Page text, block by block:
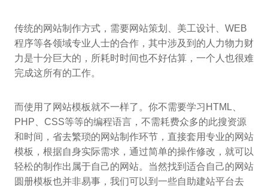
传统的网站制作方式，需要网站策划、美工设计、WEB
程序等各领域专业人士的合作，其中涉及到的人力物力财
力是十分巨大的，所耗时时间也不好估算，一个人也很难
完成这所有的工作。
而使用了网站模板就不一样了。你不需要学习HTML、
PHP、CSS等等的编程语言，不需耗费众多的此搜资源
和时间，省去繁琐的网站制作环节，直接套用专业的网站
模板，根据自身实际需求，通过简单的操作修改，就可以
轻松的制作出属于自己的网站。当然找到适合自己的网站
圆册模板也并非易事，我们可以到一些自助建站平台去